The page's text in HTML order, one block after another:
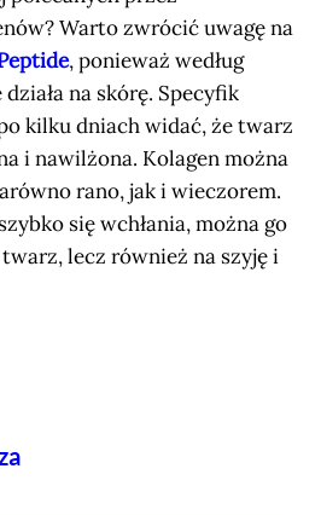
Warto zwrócić uwagę na
, ponieważ według
na skórę. Specyfik
kilku dniach widać, że twarz
i nawilżona. Kolagen można
rano, jak i wieczorem.
się wchłania, można go
lecz również na szyję i